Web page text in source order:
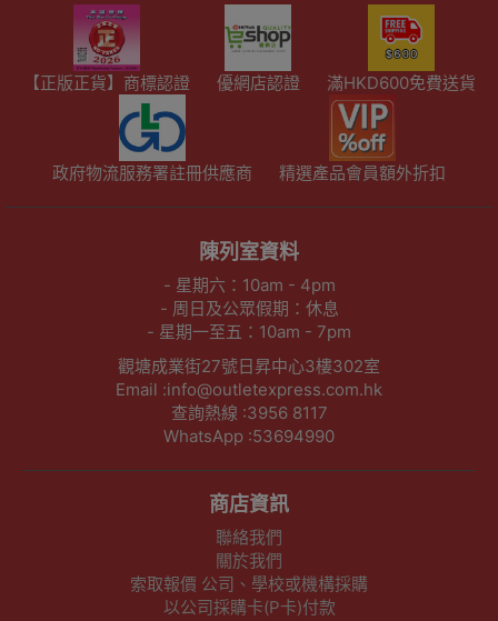
【正版正貨】商標認證 優網店認證 滿HKD600免費送貨
政府物流服務署註冊供應商 精選產品會員額外折扣
陳列室資料
- 星期六：10am - 4pm
- 周日及公眾假期：休息
- 星期一至五：10am - 7pm
觀塘成業街27號日昇中心3樓302室
Email :info@outletexpress.com.hk
查詢熱線 :3956 8117
WhatsApp :53694990
商店資訊
聯絡我們
關於我們
索取報價 公司、學校或機構採購
以公司採購卡(P卡)付款